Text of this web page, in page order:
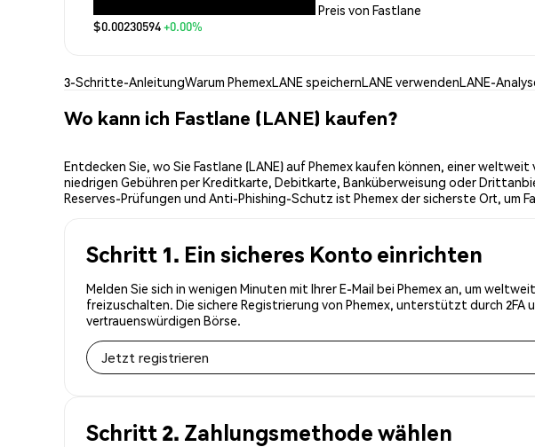
Preis von Fastlane
$0.00230594+0.00%
3-Schritte-AnleitungWarum PhemexLANE speichernLANE verwendenLANE-
Wo kann ich Fastlane (LANE) kaufen?
Entdecken Sie, wo Sie Fastlane (LANE) auf Phemex kaufen können, einer
niedrigen Gebühren per Kreditkarte, Debitkarte, Banküberweisung oder
Reserves-Prüfungen und Anti-Phishing-Schutz ist Phemex der sicherste Ort, um
Schritt 1. Ein sicheres Konto einrichten
Melden Sie sich in wenigen Minuten mit Ihrer E-Mail bei Phemex an, um
freizuschalten. Die sichere Registrierung von Phemex, unterstützt durch
vertrauenswürdigen Börse.
Jetzt registrieren
Schritt 2. Zahlungsmethode wählen